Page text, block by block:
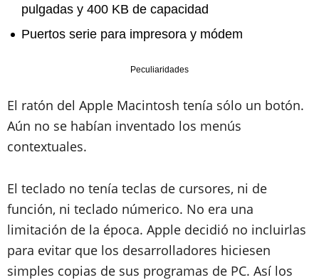
pulgadas y 400 KB de capacidad
Puertos serie para impresora y módem
Peculiaridades
El ratón del Apple Macintosh tenía sólo un botón.
Aún no se habían inventado los menús
contextuales.
El teclado no tenía teclas de cursores, ni de
función, ni teclado númerico. No era una
limitación de la época. Apple decidió no incluirlas
para evitar que los desarrolladores hiciesen
simples copias de sus programas de PC. Así los